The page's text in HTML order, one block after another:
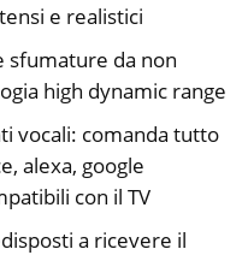
e realistici
sfumature da non
high dynamic range
vocali: comanda tutto
alexa, google
con il TV
a ricevere il